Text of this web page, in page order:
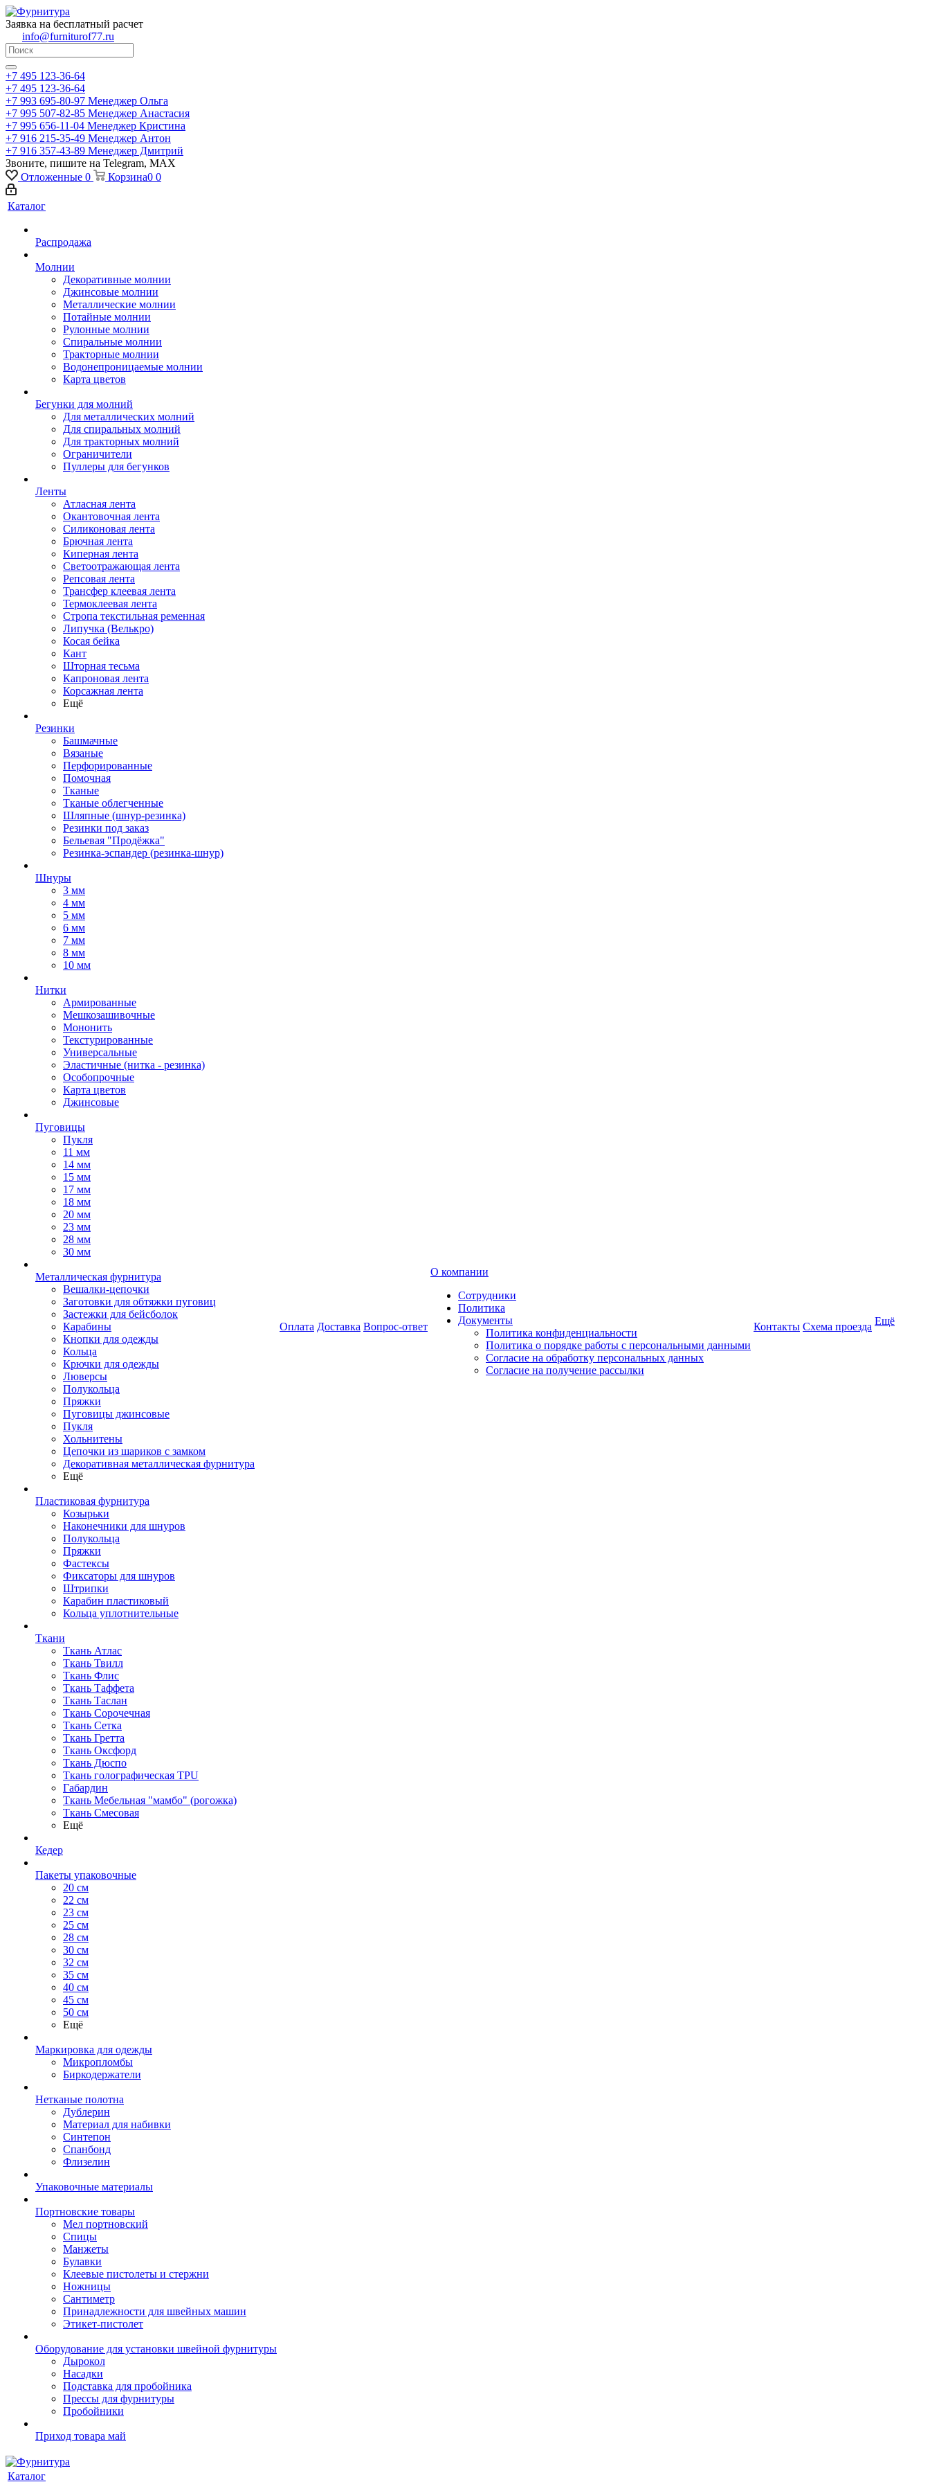
Заявка на бесплатный расчет
info@furniturof77.ru
+7 495 123-36-64
+7 495 123-36-64
+7 993 695-80-97 Менеджер Ольга
+7 995 507-82-85 Менеджер Анастасия
+7 995 656-11-04 Менеджер Кристина
+7 916 215-35-49 Менеджер Антон
+7 916 357-43-89 Менеджер Дмитрий
Звоните, пишите на Telegram, MAX
Отложенные 0 Корзина0 0
Каталог
Распродажа
Молнии
Декоративные молнии
Джинсовые молнии
Металлические молнии
Потайные молнии
Рулонные молнии
Спиральные молнии
Тракторные молнии
Водонепроницаемые молнии
Карта цветов
Бегунки для молний
Для металлических молний
Для спиральных молний
Для тракторных молний
Ограничители
Пуллеры для бегунков
Ленты
Атласная лента
Окантовочная лента
Силиконовая лента
Брючная лента
Киперная лента
Светоотражающая лента
Репсовая лента
Трансфер клеевая лента
Термоклеевая лента
Стропа текстильная ременная
Липучка (Велькро)
Косая бейка
Кант
Шторная тесьма
Капроновая лента
Корсажная лента
Ещё
Резинки
Башмачные
Вязаные
Перфорированные
Помочная
Тканые
Тканые облегченные
Шляпные (шнур-резинка)
Резинки под заказ
Бельевая "Продёжка"
Резинка-эспандер (резинка-шнур)
Шнуры
3 мм
4 мм
5 мм
6 мм
7 мм
8 мм
10 мм
Нитки
Армированные
Мешкозашивочные
Мононить
Текстурированные
Универсальные
Эластичные (нитка - резинка)
Особопрочные
Карта цветов
Джинсовые
Пуговицы
Пукля
11 мм
14 мм
15 мм
17 мм
18 мм
20 мм
23 мм
28 мм
30 мм
Металлическая фурнитура
Вешалки-цепочки
Заготовки для обтяжки пуговиц
Застежки для бейсболок
Карабины
Кнопки для одежды
Кольца
Крючки для одежды
Люверсы
Полукольца
Пряжки
Пуговицы джинсовые
Пукля
Хольнитены
Цепочки из шариков с замком
Декоративная металлическая фурнитура
Ещё
Пластиковая фурнитура
Козырьки
Наконечники для шнуров
Полукольца
Пряжки
Фастексы
Фиксаторы для шнуров
Штрипки
Карабин пластиковый
Кольца уплотнительные
Ткани
Ткань Атлас
Ткань Твилл
Ткань Флис
Ткань Таффета
Ткань Таслан
Ткань Сорочечная
Ткань Сетка
Ткань Гретта
Ткань Оксфорд
Ткань Дюспо
Ткань голографическая TPU
Габардин
Ткань Мебельная "мамбо" (рогожка)
Ткань Смесовая
Ещё
Кедер
Пакеты упаковочные
20 см
22 см
23 см
25 см
28 см
30 см
32 см
35 см
40 см
45 см
50 см
Ещё
Маркировка для одежды
Микропломбы
Биркодержатели
Нетканые полотна
Дублерин
Материал для набивки
Синтепон
Спанбонд
Флизелин
Упаковочные материалы
Портновские товары
Мел портновский
Спицы
Манжеты
Булавки
Клеевые пистолеты и стержни
Ножницы
Сантиметр
Принадлежности для швейных машин
Этикет-пистолет
Оборудование для установки швейной фурнитуры
Дырокол
Насадки
Подставка для пробойника
Прессы для фурнитуры
Пробойники
Приход товара май
Оплата Доставка Вопрос-ответ
О компании
Сотрудники
Политика
Документы
Политика конфиденциальности
Политика о порядке работы с персональными данными
Согласие на обработку персональных данных
Согласие на получение рассылки
Контакты Схема проезда Ещё
Каталог